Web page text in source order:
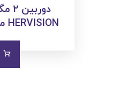
HERVISION مدل QC-MX ۴۹۲ AOD